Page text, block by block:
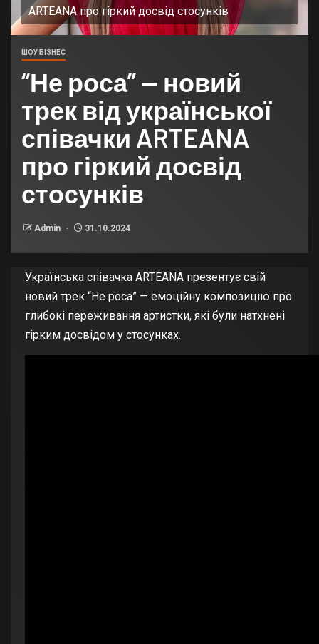
ARTEANA про гіркий досвід стосунків
ШОУ БІЗНЕС
“Не роса” — новий
трек від української
співачки ARTEANA
про гіркий досвід
стосунків
Admin 31.10.2024
Українська співачка ARTEANA презентує свій
новий трек “Не роса” — емоційну композицію про
глибокі переживання артистки, які були натхнені
гірким досвідом у стосунках.